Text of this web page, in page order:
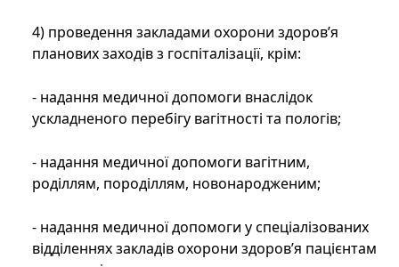
4) проведення закладами охорони здоров’я
планових заходів з госпіталізації, крім:
- надання медичної допомоги внаслідок
ускладненого перебігу вагітності та пологів;
- надання медичної допомоги вагітним,
роділлям, породіллям, новонародженим;
- надання медичної допомоги у спеціалізованих
відділеннях закладів охорони здоров’я пацієнтам